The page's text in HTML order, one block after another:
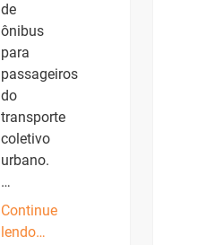
de
ônibus
para
passageiros
do
transporte
coletivo
urbano.
…
Continue
lendo…